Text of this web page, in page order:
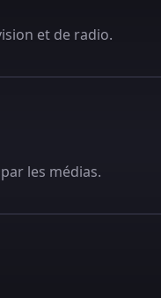
et de radio.
les médias.